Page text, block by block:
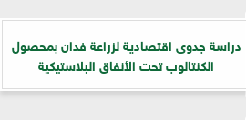
دراسة جدوى اقتصادية لزراعة فدان بمحصول
الكنتالوب تحت الأنفاق البلاستيكية